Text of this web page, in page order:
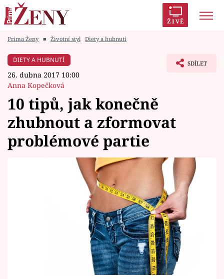
ŽIVĚ
Módní alarm
Zrádci
Témata
Celebrity
Sledujte prima+
Filmový festival Karlovy Vary
Prima Ženy ■ Životní styl Diety a hubnutí
DIETY A HUBNUTÍ
26. dubna 2017 10:00
Anna Kopečková
SDÍLET
10 tipů, jak konečně
zhubnout a zformovat
problémové partie